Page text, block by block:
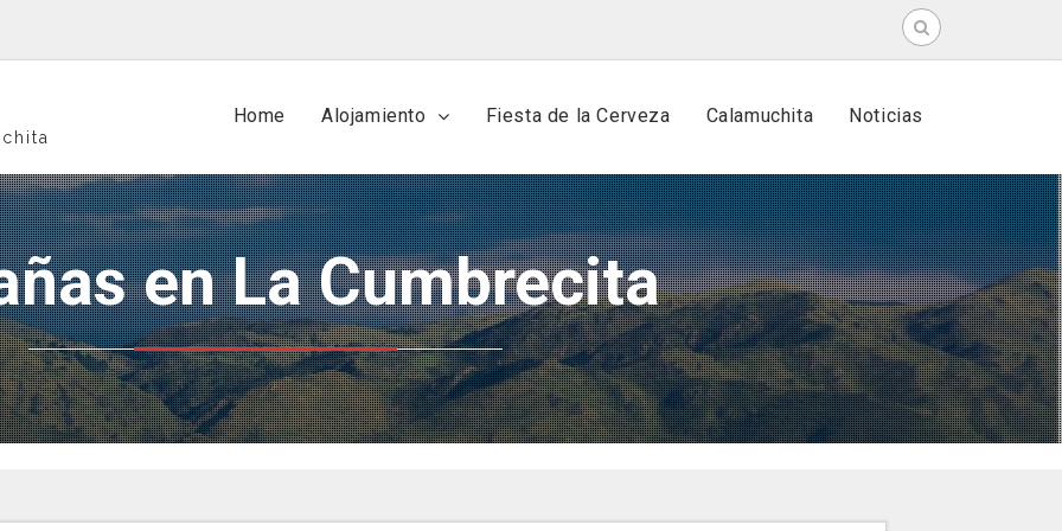
Search
for:
Home Alojamiento Fiesta de la Cerveza Calamuchita Noticias
en La Cumbrecita